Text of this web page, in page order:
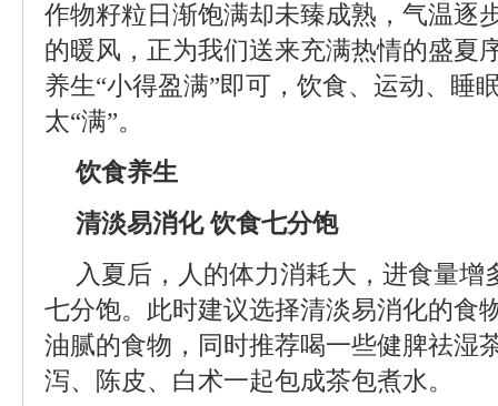
作物籽粒日渐饱满却未臻成熟，气温逐
的暖风，正为我们送来充满热情的盛夏
养生“小得盈满”即可，饮食、运动、睡
太“满”。
饮食养生
清淡易消化 饮食七分饱
入夏后，人的体力消耗大，进食量增
七分饱。此时建议选择清淡易消化的食
油腻的食物，同时推荐喝一些健脾祛湿
泻、陈皮、白术一起包成茶包煮水。